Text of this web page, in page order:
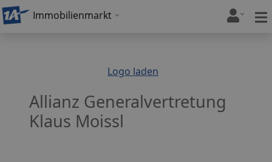
Immobilienmarkt
Logo laden
Allianz Generalvertretung
Klaus Moissl